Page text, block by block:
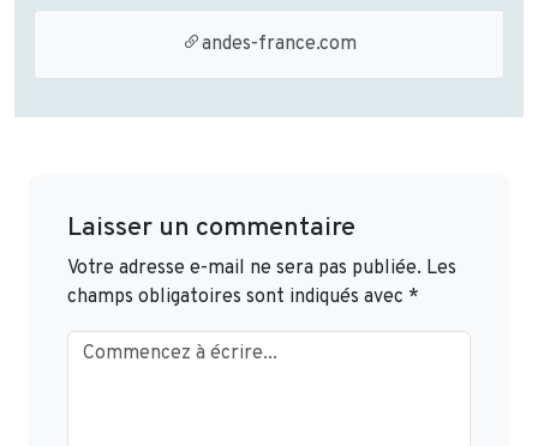
andes-france.com
Laisser un commentaire
Votre adresse e-mail ne sera pas publiée. Les
champs obligatoires sont indiqués avec *